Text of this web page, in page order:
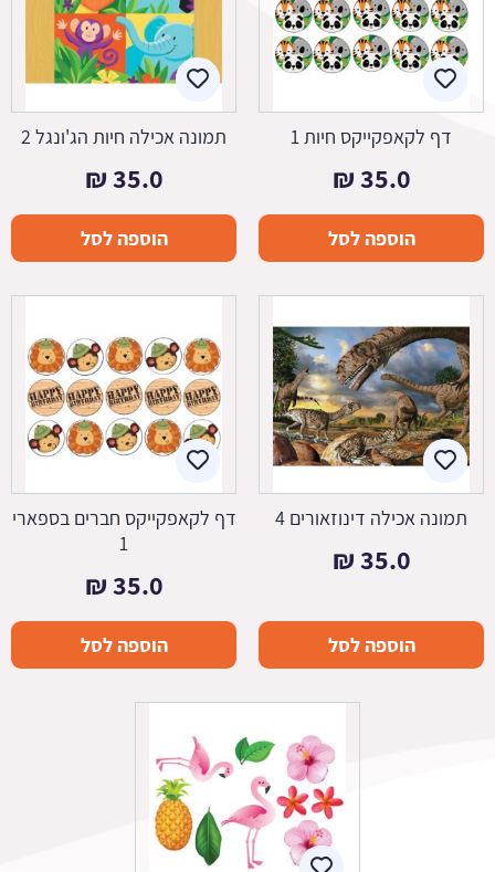
דף לקאפקייקס חיות 1
35.0
₪
הוספה לסל
תמונה אכילה חיות הג'ונגל 2
35.0
₪
הוספה לסל
תמונה אכילה דינוזאורים 4
35.0
₪
הוספה לסל
דף לקאפקייקס חברים בספארי
1
35.0
₪
הוספה לסל